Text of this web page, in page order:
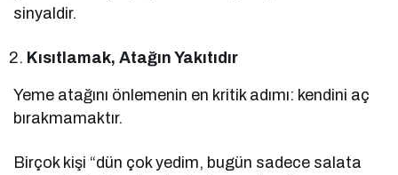
sinyaldir.
Kısıtlamak, Atağın Yakıtıdır
Yeme atağını önlemenin en kritik adımı: kendini aç
bırakmamaktır.
Birçok kişi “dün çok yedim, bugün sadece salata